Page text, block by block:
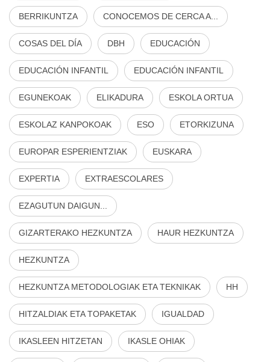
BERRIKUNTZA CONOCEMOS DE CERCA A...
COSAS DEL DÍA DBH EDUCACIÓN
EDUCACIÓN INFANTIL EDUCACIÓN INFANTIL
EGUNEKOAK ELIKADURA ESKOLA ORTUA
ESKOLAZ KANPOKOAK ESO ETORKIZUNA
EUROPAR ESPERIENTZIAK EUSKARA
EXPERTIA EXTRAESCOLARES
EZAGUTUN DAIGUN...
GIZARTERAKO HEZKUNTZA HAUR HEZKUNTZA
HEZKUNTZA
HEZKUNTZA METODOLOGIAK ETA TEKNIKAK HH
HITZALDIAK ETA TOPAKETAK IGUALDAD
IKASLEEN HITZETAN IKASLE OHIAK